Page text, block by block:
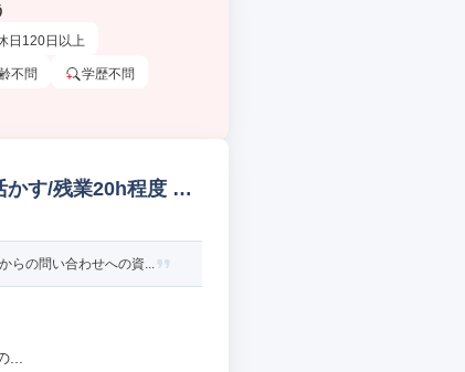
日120日以上
不問 学歴不問
かす/残業20h程度 電
らの問い合わせへの資...